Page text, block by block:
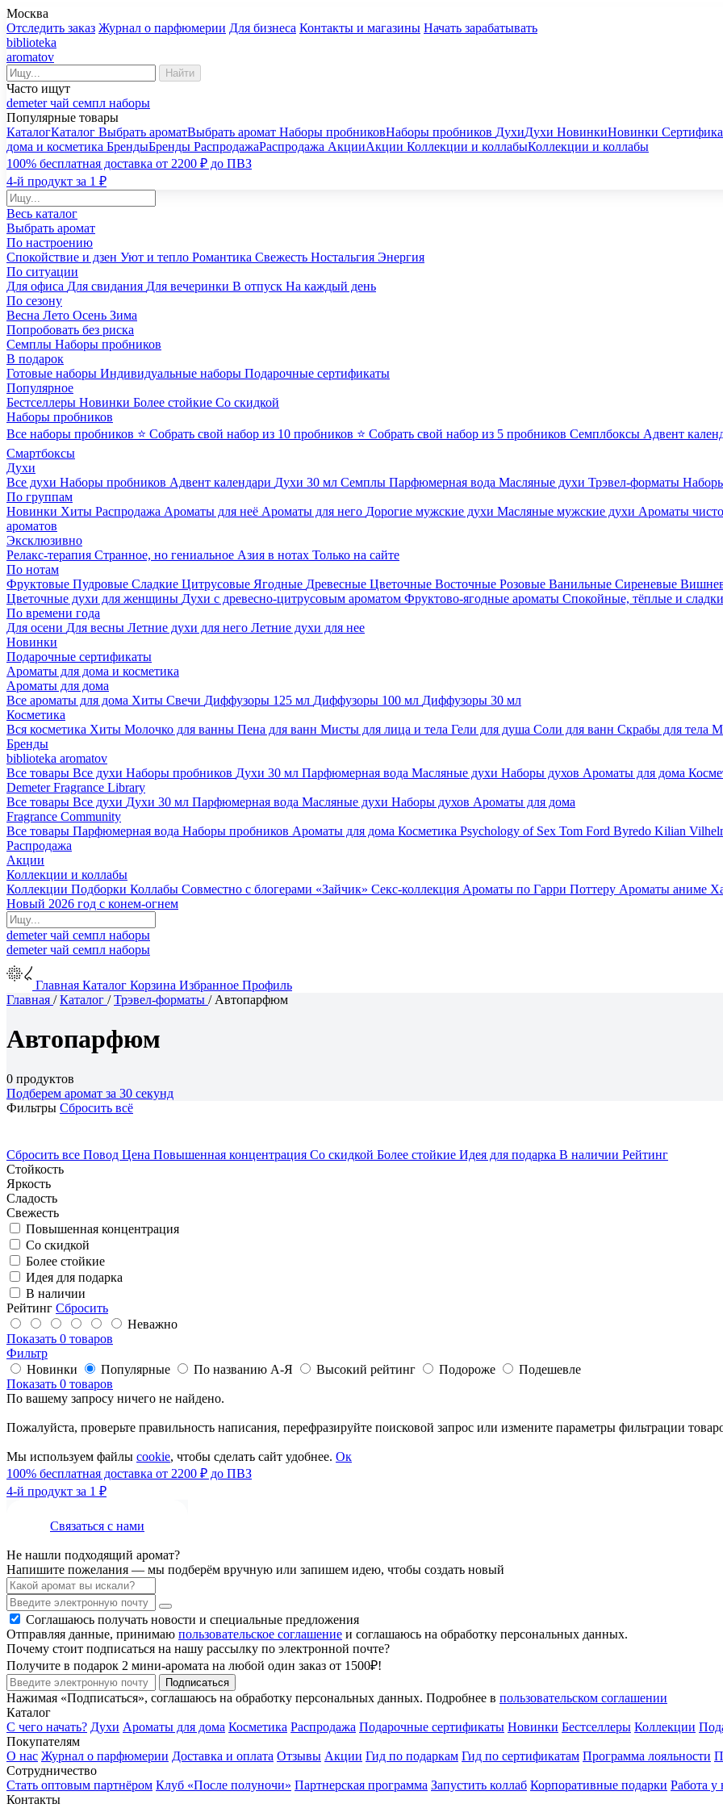
Москва
Отследить заказ Журнал о парфюмерии Для бизнеса Контакты и магазины Начать зарабатывать
biblioteka
aromatov
Найти
Часто ищут
demeterчай семпл наборы
Популярные товары
КаталогКаталог Выбрать ароматВыбрать аромат Наборы пробниковНаборы пробников ДухиДухи НовинкиНовинки
дома и косметика БрендыБренды РаспродажаРаспродажа АкцииАкции Коллекции и коллабыКоллекции и коллабы
100% бесплатная доставка от 2200 ₽ до ПВЗ
4-й продукт за 1 ₽
Весь каталог
Выбрать аромат
По настроению
Спокойствие и дзен Уют и тепло Романтика Свежесть Ностальгия Энергия
По ситуации
Для офиса Для свидания Для вечеринки В отпуск На каждый день
По сезону
Весна Лето Осень Зима
Попробовать без риска
Семплы Наборы пробников
В подарок
Готовые наборы Индивидуальные наборы Подарочные сертификаты
Популярное
Бестселлеры Новинки Более стойкие Со скидкой
Наборы пробников
Все наборы пробников ⭐ Собрать свой набор из 10 пробников ⭐ Собрать свой набор из 5 пробников Семплбоксы Адвент
Смартбоксы
Духи
Все духи Наборы пробников Адвент календари Духи 30 мл Семплы Парфюмерная вода Масляные духи Трэвел-форматы
По группам
Новинки Хиты Распродажа Ароматы для неё Ароматы для него Дорогие мужские духи Масляные мужские духи Ароматы
ароматов
Эксклюзивно
Релакс-терапия Странное, но гениальное Азия в нотах Только на сайте
По нотам
Фруктовые Пудровые Сладкие Цитрусовые Ягодные Древесные Цветочные Восточные Розовые Ванильные Сиреневые
Цветочные духи для женщины Духи с древесно-цитрусовым ароматом Фруктово-ягодные ароматы Спокойные, тёплые и
По времени года
Для осени Для весны Летние духи для него Летние духи для нее
Новинки
Подарочные сертификаты
Ароматы для дома и косметика
Ароматы для дома
Все ароматы для дома Хиты Свечи Диффузоры 125 мл Диффузоры 100 мл Диффузоры 30 мл
Косметика
Вся косметика Хиты Молочко для ванны Пена для ванн Мисты для лица и тела Гели для душа Соли для ванн Скрабы для тела
Бренды
biblioteka aromatov
Все товары Все духи Наборы пробников Духи 30 мл Парфюмерная вода Масляные духи Наборы духов Ароматы для дома
Demeter Fragrance Library
Все товары Все духи Духи 30 мл Парфюмерная вода Масляные духи Наборы духов Ароматы для дома
Fragrance Community
Все товары Парфюмерная вода Наборы пробников Ароматы для дома Косметика Psychology of Sex Tom Ford Byredo Kilian
Распродажа
Акции
Коллекции и коллабы
Коллекции Подборки Коллабы Совместно с блогерами «Зайчик» Секс-коллекция Ароматы по Гарри Поттеру Ароматы аниме
Новый 2026 год с конем-огнем
demeterчай семпл наборы
demeterчай семпл наборы
Главная Каталог Корзина Избранное Профиль
Главная /Каталог /Трэвел-форматы / Автопарфюм
Автопарфюм
0 продуктов
Подберем аромат за 30 секунд
Фильтры Сбросить всё
Сбросить все Повод Цена Повышенная концентрация Со скидкой Более стойкие Идея для подарка В наличии Рейтинг
Стойкость
Яркость
Сладость
Свежесть
Повышенная концентрация
Со скидкой
Более стойкие
Идея для подарка
В наличии
Рейтинг Сбросить
Неважно
Показать 0 товаров
Фильтр
Новинки
Популярные По названию А-Я Высокий рейтинг Подороже
Подешевле
Показать 0 товаров
По вашему запросу ничего не найдено.
Пожалуйста, проверьте правильность написания, перефразируйте поисковой запрос или измените параметры фильтрации
Мы используем файлы cookie, чтобы сделать сайт удобнее. Ок
100% бесплатная доставка от 2200 ₽ до ПВЗ
4-й продукт за 1 ₽
Связаться с нами
Не нашли подходящий аромат?
Напишите пожелания — мы подберём вручную или запишем идею, чтобы создать новый
Соглашаюсь получать новости и специальные предложения
Отправляя данные, принимаю пользовательское соглашение и соглашаюсь на обработку персональных данных.
Почему стоит подписаться на нашу рассылку по электронной почте?
Получите в подарок 2 мини-аромата на любой один заказ от 1500₽!
Подписаться
Нажимая «Подписаться», соглашаюсь на обработку персональных данных. Подробнее в пользовательском соглашении
Каталог
С чего начать? Духи Ароматы для дома Косметика Распродажа Подарочные сертификаты Новинки Бестселлеры Коллекции
Покупателям
О нас Журнал о парфюмерии Доставка и оплата Отзывы Акции Гид по подаркам Гид по сертификатам Программа лояльности
Сотрудничество
Стать оптовым партнёром Клуб «После полуночи» Партнерская программа Запустить коллаб Корпоративные подарки Работа у
Контакты